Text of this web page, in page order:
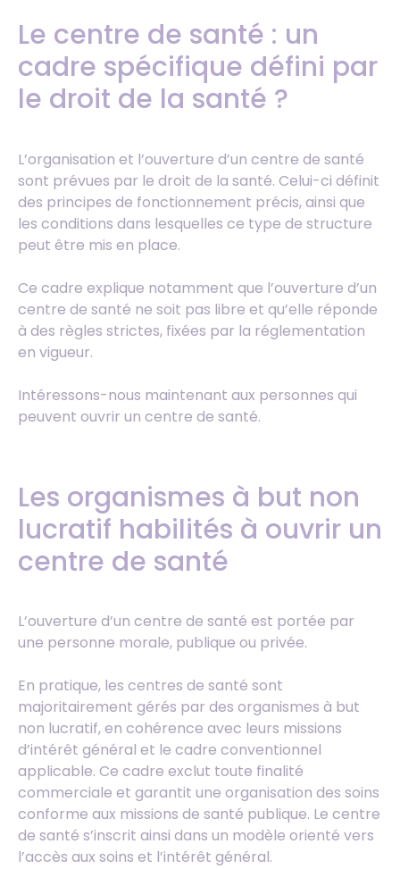
Le centre de santé : un
cadre spécifique défini par
le droit de la santé ?
L’organisation et l’ouverture d’un centre de santé
sont prévues par le droit de la santé. Celui-ci définit
des principes de fonctionnement précis, ainsi que
les conditions dans lesquelles ce type de structure
peut être mis en place.
Ce cadre explique notamment que l’ouverture d’un
centre de santé ne soit pas libre et qu’elle réponde
à des règles strictes, fixées par la réglementation
en vigueur.
Intéressons-nous maintenant aux personnes qui
peuvent ouvrir un centre de santé.
Les organismes à but non
lucratif habilités à ouvrir un
centre de santé
L’ouverture d’un centre de santé est portée par
une personne morale, publique ou privée.
En pratique, les centres de santé sont
majoritairement gérés par des organismes à but
non lucratif, en cohérence avec leurs missions
d’intérêt général et le cadre conventionnel
applicable. Ce cadre exclut toute finalité
commerciale et garantit une organisation des soins
conforme aux missions de santé publique. Le centre
de santé s’inscrit ainsi dans un modèle orienté vers
l’accès aux soins et l’intérêt général.